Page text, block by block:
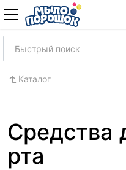
Каталог
Средства
рта